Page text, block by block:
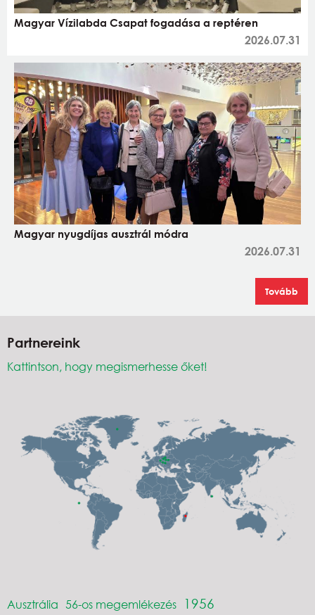
Magyar Vízilabda Csapat fogadása a reptéren
2026.07.31
Magyar nyugdíjas ausztrál módra
2026.07.31
Tovább
Partnereink
Kattintson, hogy megismerhesse őket!
Ausztrália 56-os megemlékezés
1956